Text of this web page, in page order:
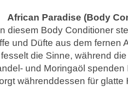
African Paradise (Body
diesem Body Conditioner
und Düfte aus dem fernen
die Sinne, während
und Moringaöl
währenddessen für glatte